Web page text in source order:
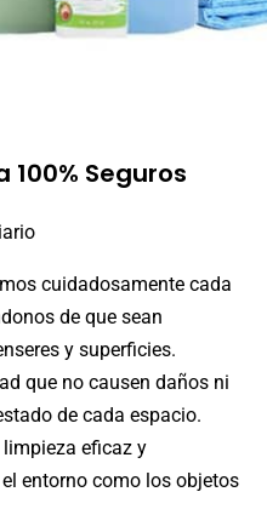
100% Seguros
cuidadosamente cada
de que sean
y superficies.
que no causen daños ni
de cada espacio.
eficaz y
entorno como los objetos